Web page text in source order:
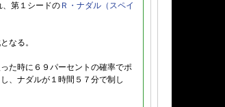
、第１シードの Ｒ・ナダル（スペイ
なる。
た時に６９パーセントの確率でポ
、ナダルが１時間５７分で制し